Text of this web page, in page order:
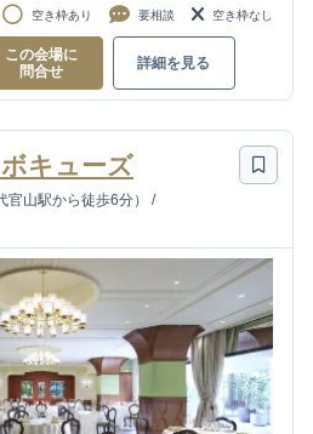
空き枠あり 要相談 空き枠なし
この会場に
問合せ
詳細を見る
キューズ
山駅から徒歩6分）
/